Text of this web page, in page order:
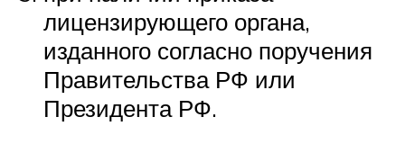
лицензирующего органа,
изданного согласно поручения
Правительства РФ или
Президента РФ.